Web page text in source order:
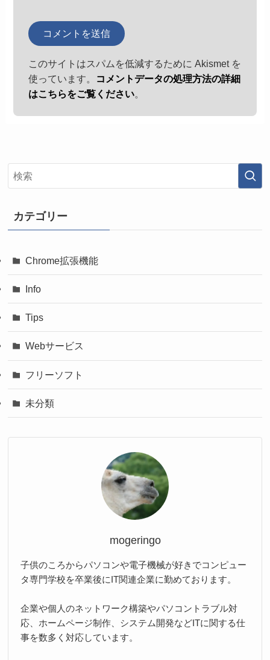
このサイトはスパムを低減するために Akismet を
使っています。
コメントデータの処理方法の詳細
はこちらをご覧ください。
カテゴリー
Chrome拡張機能
Info
Tips
Webサービス
フリーソフト
未分類
mogeringo
子供のころからパソコンや電子機械が好きでコンピュー
タ専門学校を卒業後にIT関連企業に勤めております。
企業や個人のネットワーク構築やパソコントラブル対
応、ホームページ制作、システム開発などITに関する仕
事を数多く対応しています。